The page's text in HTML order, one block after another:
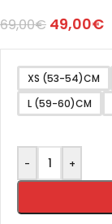
69,00€ 49,00€
XS (53-54)CM
L (59-60)CM
- +